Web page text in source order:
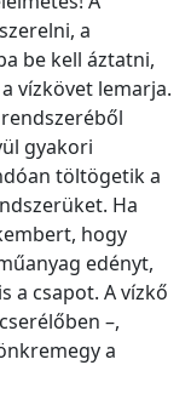
a
be kell áztatni,
vízkövet lemarja.
gyakori
töltögetik a
Ha
hogy
edényt,
a csapot. A vízkő
–,
a